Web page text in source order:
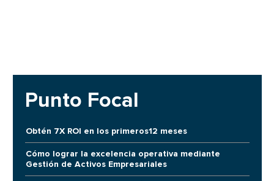
Punto Focal
Obtén 7X ROI en los primeros12 meses
Cómo lograr la excelencia operativa mediante
Gestión de Activos Empresariales